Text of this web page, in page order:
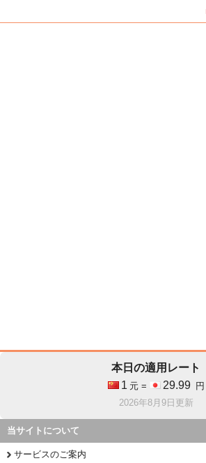
本日の適用レート
1 元 = 29.99
円
2026年8月9日更新
当サイトについて
サービスのご案内